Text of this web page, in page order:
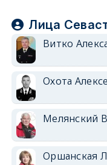
Лица
Витко
Охота
Мелянский
Оршанская